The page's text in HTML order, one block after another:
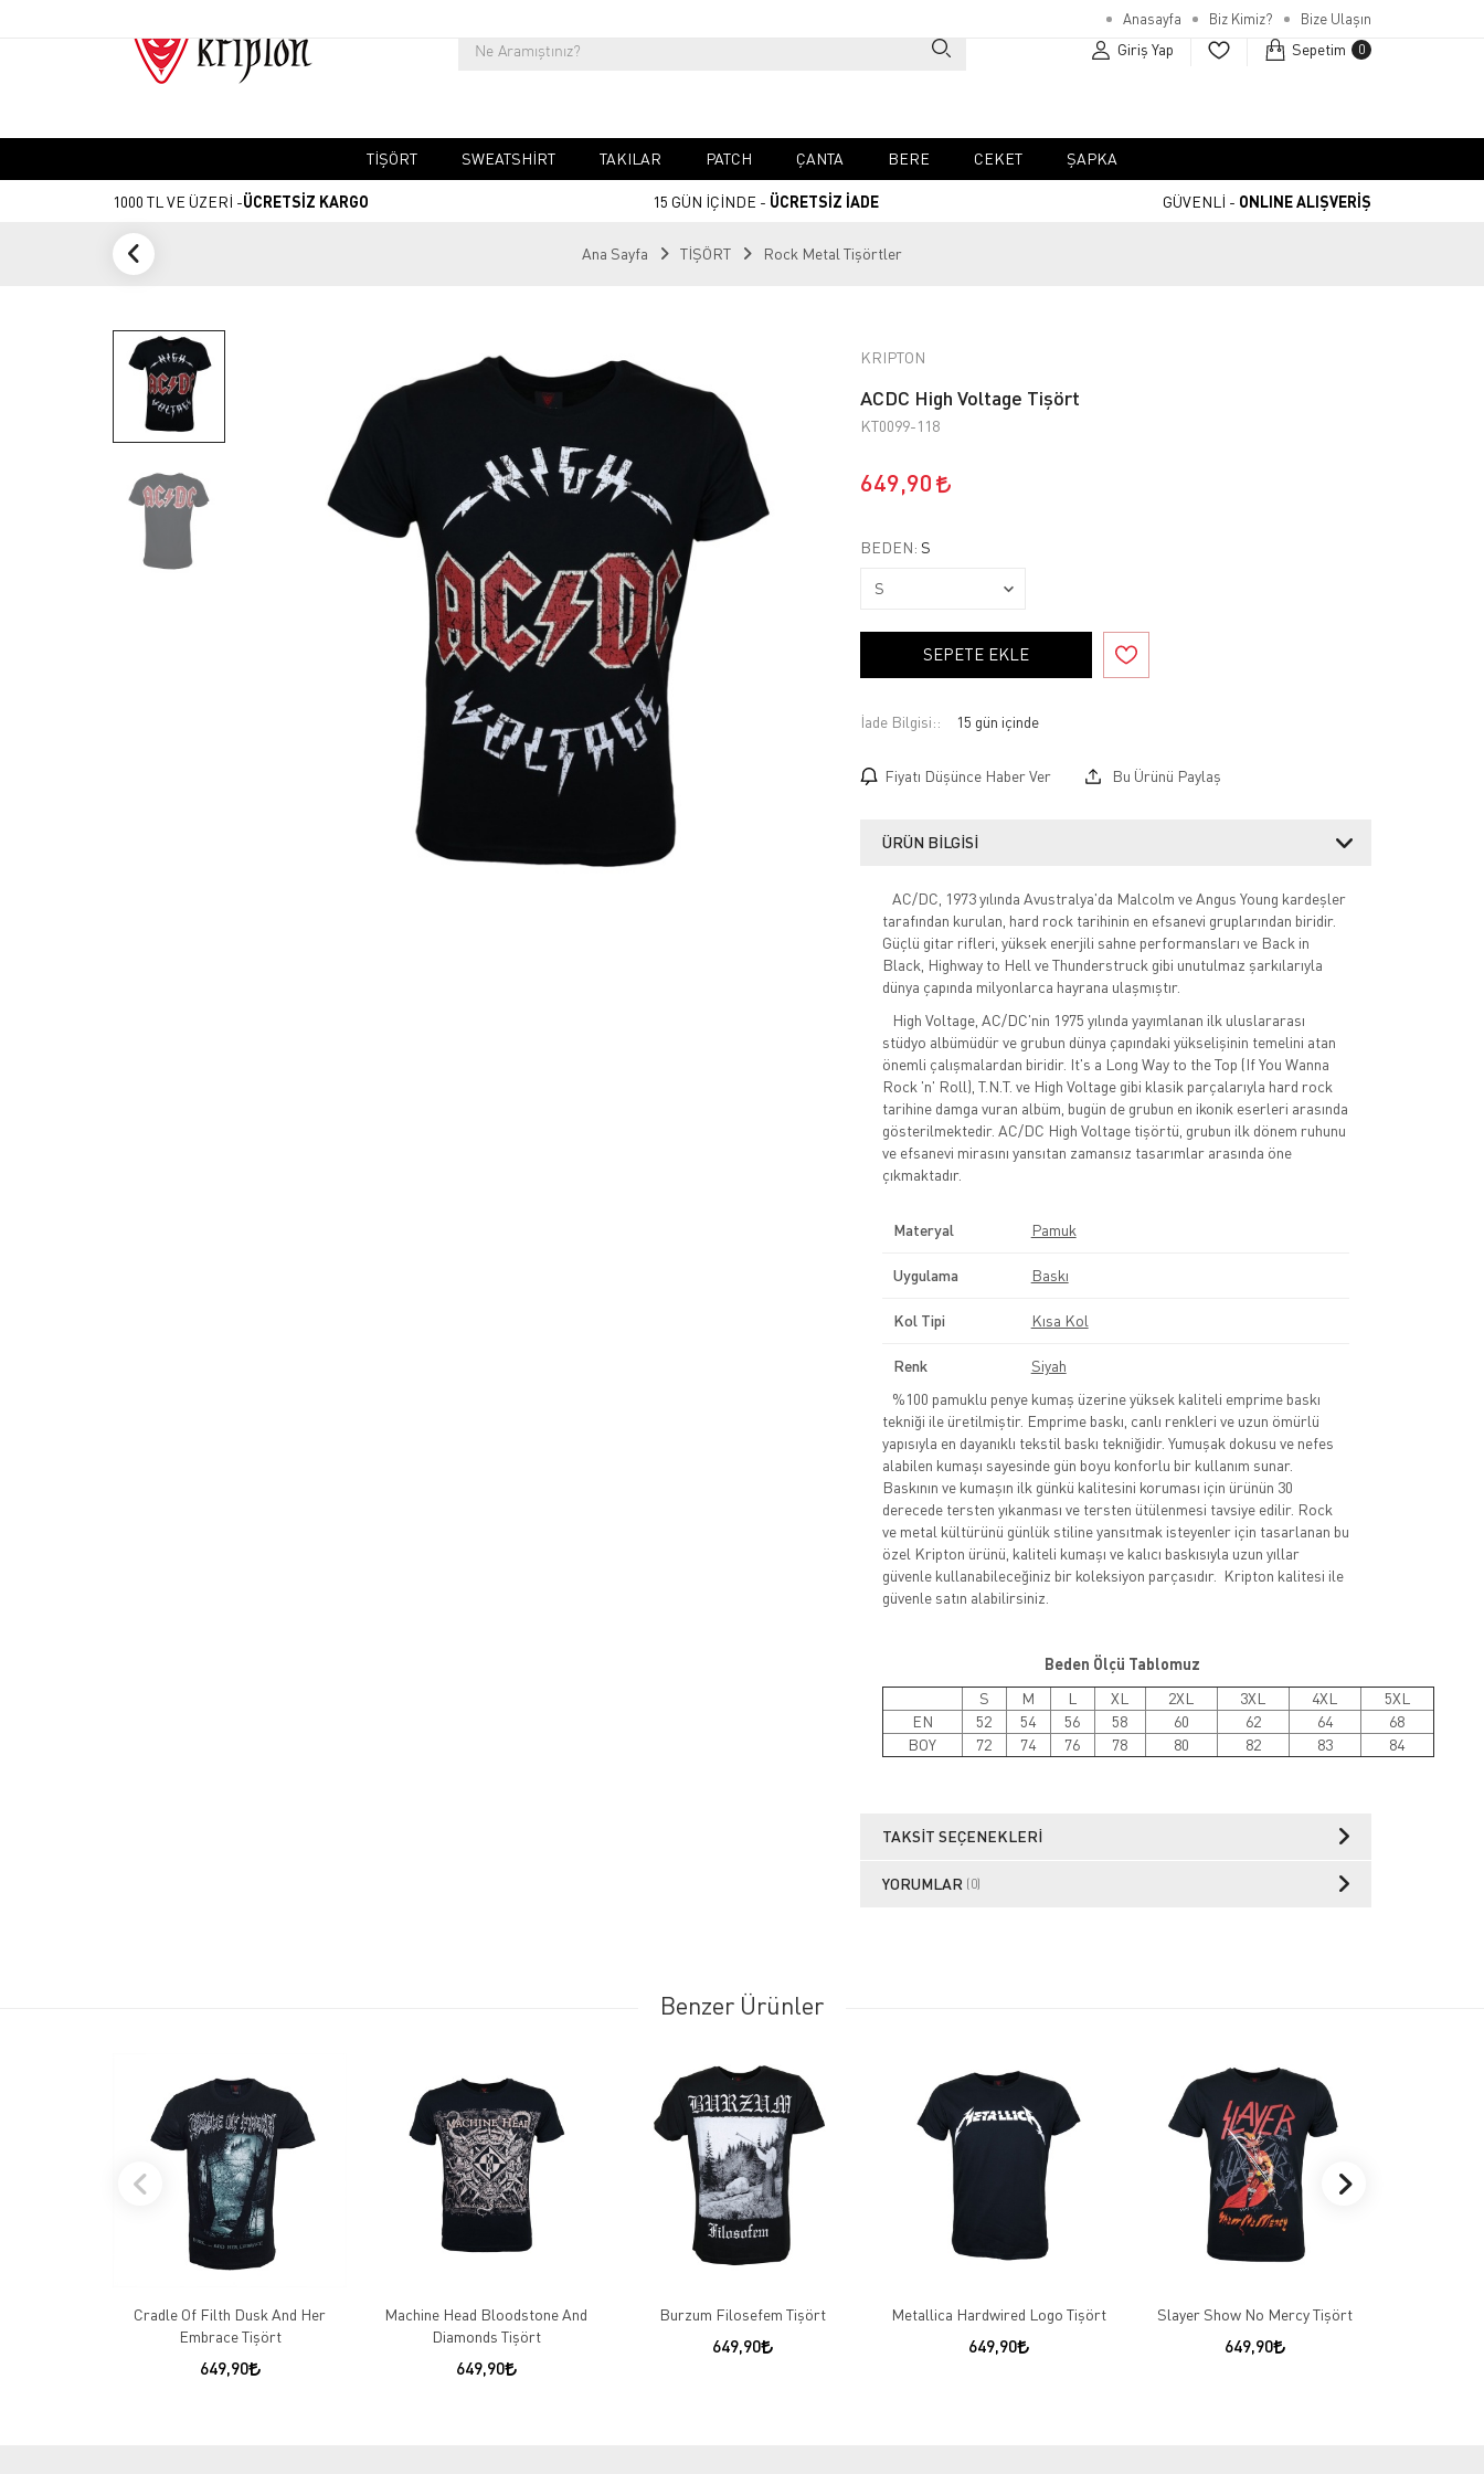
Anasayfa Biz Kimiz? Bize Ulaşın
Giriş Yap Sepetim 0
TIŞÖRT SWEATSHIRT TAKILAR PATCH ÇANTA BERE CEKET ŞAPKA
1000 TL VE ÜZERİ -ÜCRETSİZ KARGO 15 GÜN İÇİNDE - ÜCRETSİZ İADE GÜVENLİ - ONLINE ALIŞVERİŞ
Ana Sayfa TİŞÖRT Rock Metal Tişörtler
KRIPTON
ACDC High Voltage Tişört
KT0099-118
649,90
BEDEN: S
SEPETE EKLE
İade Bilgisi:
Fiyatı Düşünce Haber Ver Bu Ürünü Paylaş
ÜRÜN BILGISI
AC/DC, 1973 yılında Avustralya'da Malcolm ve Angus Young kardeşler
tarafından kurulan, hard rock tarihinin en efsanevi gruplarından biridir.
Güçlü gitar rifleri, yüksek enerjili sahne performansları ve Back in
Black, Highway to Hell ve Thunderstruck gibi unutulmaz şarkılarıyla
dünya çapında milyonlarca hayrana ulaşmıştır.
High Voltage, AC/DC'nin 1975 yılında yayımlanan ilk uluslararası
stüdyo albümüdür ve grubun dünya çapındaki yükselişinin temelini atan
önemli çalışmalardan biridir. It's a Long Way to the Top (If You Wanna
Rock 'n' Roll), T.N.T. ve High Voltage gibi klasik parçalarıyla hard rock
tarihine damga vuran albüm, bugün de grubun en ikonik eserleri arasında
gösterilmektedir. AC/DC High Voltage tişörtü, grubun ilk dönem ruhunu
ve efsanevi mirasını yansıtan zamansız tasarımlar arasında öne
çıkmaktadır.
Materyal Pamuk
Uygulama Baskı
Kol Tipi Kısa Kol
Renk
Siyah
%100 pamuklu penye kumaş üzerine yüksek kaliteli emprime baskı
tekniği ile üretilmiştir. Emprime baskı, canlı renkleri ve uzun ömürlü
yapısıyla en dayanıklı tekstil baskı tekniğidir. Yumuşak dokusu ve nefes
alabilen kumaşı sayesinde gün boyu konforlu bir kullanım sunar.
Baskının ve kumaşın ilk günkü kalitesini koruması için ürünün 30
derecede tersten yıkanması ve tersten ütülenmesi tavsiye edilir. Rock
ve metal kültürünü günlük stiline yansıtmak isteyenler için tasarlanan bu
özel Kripton ürünü, kaliteli kumaşı ve kalıcı baskısıyla uzun yıllar
güvenle kullanabileceğiniz bir koleksiyon parçasıdır. Kripton kalitesi ile
güvenle satın alabilirsiniz.
Beden Ölçü Tablomuz
S
M L XL 2XL 3XL 4XL
5XL
EN
52 54 56 58 60 62 64
68
BOY
72 74 76 78 80 82 83 84
TAKSIT SEÇENEKLERI
YORUMLAR (0)
Benzer Ürünler
Cradle Of Filth Dusk And Her
Embrace Tişört
649,90
Machine Head Bloodstone And
Diamonds Tişört
649,90
Burzum Filosefem Tişört
649,90
Metallica Hardwired Logo Tişört
649,90
Slayer Show No Mercy Tişört
649,90